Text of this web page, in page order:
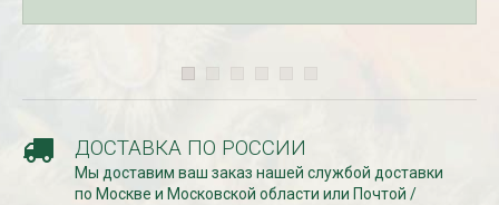
ДОСТАВКА ПО РОССИИ
Мы доставим ваш заказ нашей службой доставки
по Москве и Московской области или Почтой /